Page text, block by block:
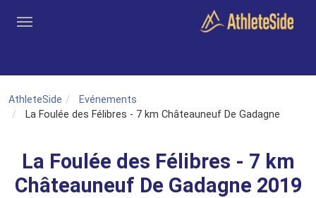
AthleteSide
Evénements
La Foulée des Félibres - 7 km Châteauneuf De Gadagne
La Foulée des Félibres - 7 km
Châteauneuf De Gadagne 2019